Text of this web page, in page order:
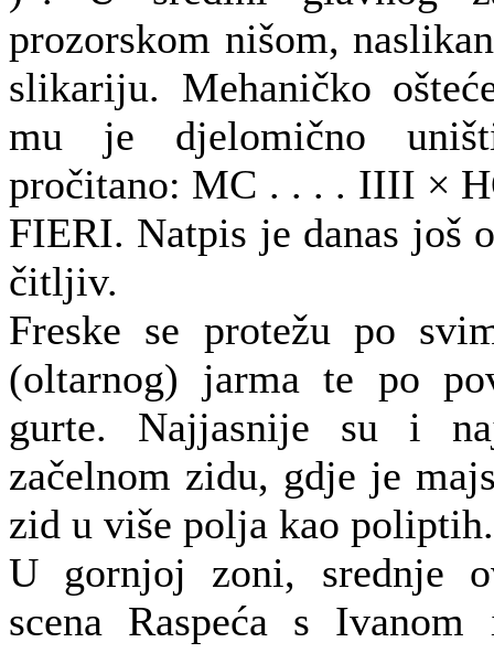
prozorskom nišom,
slikariju. Mehaničko
mu je djelomično
pročitano: MC . . . . IIII ×
FIERI. Natpis je danas još
čitljiv.
Freske se protežu po
(oltarnog) jarma te po
gurte. Najjasnije su i
začelnom zidu, gdje je
zid u više polja kao poliptih.
U gornjoj zoni, srednje
scena Raspeća s